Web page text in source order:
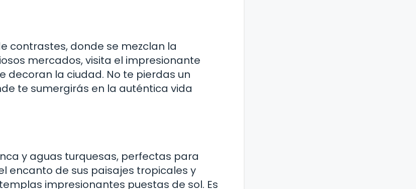
contrastes, donde se mezclan la
mercados, visita el impresionante
decoran la ciudad. No te pierdas un
te sumergirás en la auténtica vida
y aguas turquesas, perfectas para
encanto de sus paisajes tropicales y
impresionantes puestas de sol. Es